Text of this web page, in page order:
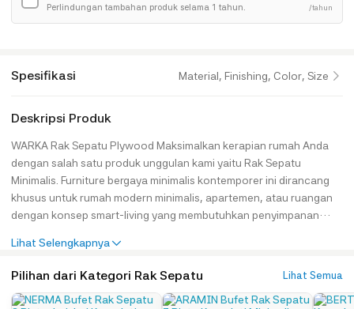
Perlindungan tambahan produk selama 1 tahun. /tahun
Spesifikasi Material, Finishing, Color, Size
Deskripsi Produk
WARKA Rak Sepatu Plywood Maksimalkan kerapian rumah Anda
dengan salah satu produk unggulan kami yaitu Rak Sepatu
Minimalis. Furniture bergaya minimalis kontemporer ini dirancang
khusus untuk rumah modern minimalis, apartemen, atau ruangan
dengan konsep smart-living yang membutuhkan penyimpanan
Plywood/Multipleks tebal berkualitas tinggi yang jauh lebih kokoh,
/ MDF biasa). Permukaan produk dilapisi dengan Tacosheet merk
TACO Premium yang memberikan perlindungan
Lihat Selengkapnya
Pilihan dari Kategori Rak Sepatu Lihat Semua